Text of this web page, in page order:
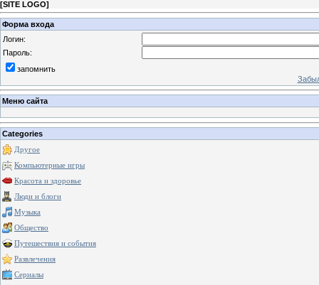
[SITE LOGO]
Форма входа
Логин:
Пароль:
запомнить
Меню сайта
Categories
Другое
Компьютерные игры
Красота и здоровье
Люди и блоги
Музыка
Общество
Путешествия и события
Развлечения
Сериалы